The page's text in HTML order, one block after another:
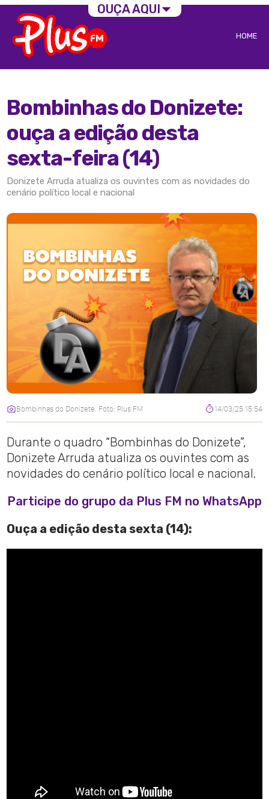
HOME
Bombinhas do Donizete:
ouça a edição desta
sexta-feira (14)
Donizete Arruda atualiza os ouvintes com as novidades do
cenário político local e nacional
Bombinhas do Donizete. Foto: Plus FM 14/03/25 15:54
Durante o quadro “Bombinhas do Donizete”,
Donizete Arruda atualiza os ouvintes com as
novidades do cenário político local e nacional.
Participe do grupo da Plus FM no WhatsApp
Ouça a edição desta sexta (14):
OUÇA AQUI